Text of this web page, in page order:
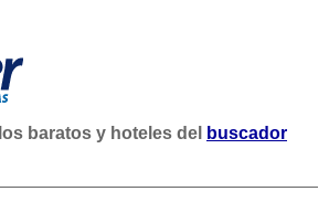
baratos y hoteles del
buscador